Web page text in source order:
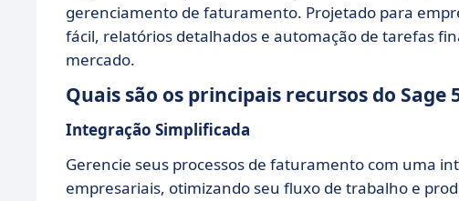
gerenciamento de faturamento. Projetado para
fácil, relatórios detalhados e automação de tarefas
mercado.
Quais são os principais recursos do Sage
Integração Simplificada
Gerencie seus processos de faturamento com uma
empresariais, otimizando seu fluxo de trabalho e